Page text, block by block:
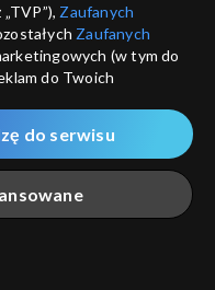
Czytaki
Zaufanych
Zaufanych
(w tym do
do Twoich
na udostępnianie
odwiedzania przez
zwanych dalej
za pomocą
do serwisu